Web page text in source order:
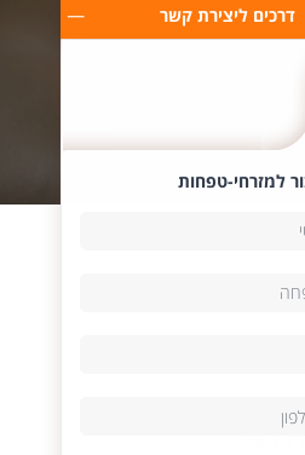
דרכים ליצירת קשר
למזרחי-טפחות